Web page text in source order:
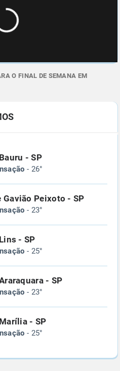
O FINAL DE SEMANA EM
- SP
- 26°
Gavião Peixoto - SP
- 23°
- SP
- 25°
- SP
- 23°
- SP
- 25°